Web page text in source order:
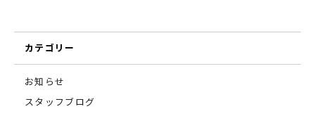
カテゴリー
お知らせ
スタッフブログ